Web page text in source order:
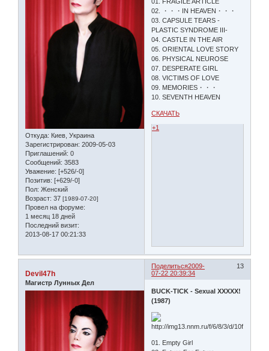
Откуда: Киев, Украина
Зарегистрирован: 2009-05-03
Приглашений: 0
Сообщений: 3583
Уважение: [+526/-0]
Позитив: [+629/-0]
Пол: Женский
Возраст: 37 [1989-07-20]
Провел на форуме:
1 месяц 18 дней
Последний визит:
2013-08-17 00:21:33
02. ・・・IN HEAVEN・・・
03. CAPSULE TEARS -
PLASTIC SYNDROME III-
04. CASTLE IN THE AIR
05. ORIENTAL LOVE STORY
06. PHYSICAL NEUROSE
07. DESPERATE GIRL
08. VICTIMS OF LOVE
09. MEMORIES・・・
10. SEVENTH HEAVEN
СКАЧАТЬ
+1
Поделиться 13
2009-
07-22 20:39:34
Devil47h
Магистр Лунных Дел
BUCK-TICK - Sexual XXXXX!
(1987)
01. Empty Girl